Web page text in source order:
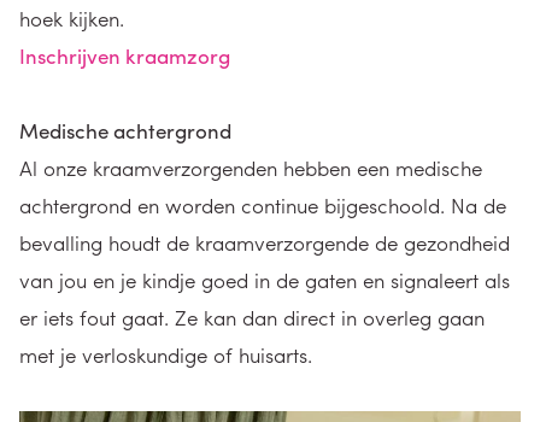
hoek kijken.
Inschrijven kraamzorg
Medische achtergrond
Al onze kraamverzorgenden hebben een medische
achtergrond en worden continue bijgeschoold. Na de
bevalling houdt de kraamverzorgende de gezondheid
van jou en je kindje goed in de gaten en signaleert als
er iets fout gaat. Ze kan dan direct in overleg gaan
met je verloskundige of huisarts.